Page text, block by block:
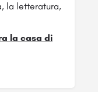
la letteratura,
la casa di